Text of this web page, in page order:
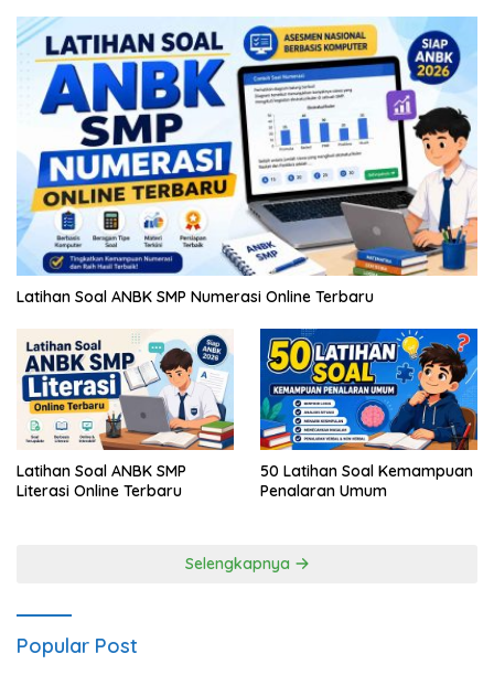
Latihan Soal ANBK SMP Numerasi Online Terbaru
Latihan Soal ANBK SMP
Literasi Online Terbaru
50 Latihan Soal Kemampuan
Penalaran Umum
Selengkapnya
Popular Post